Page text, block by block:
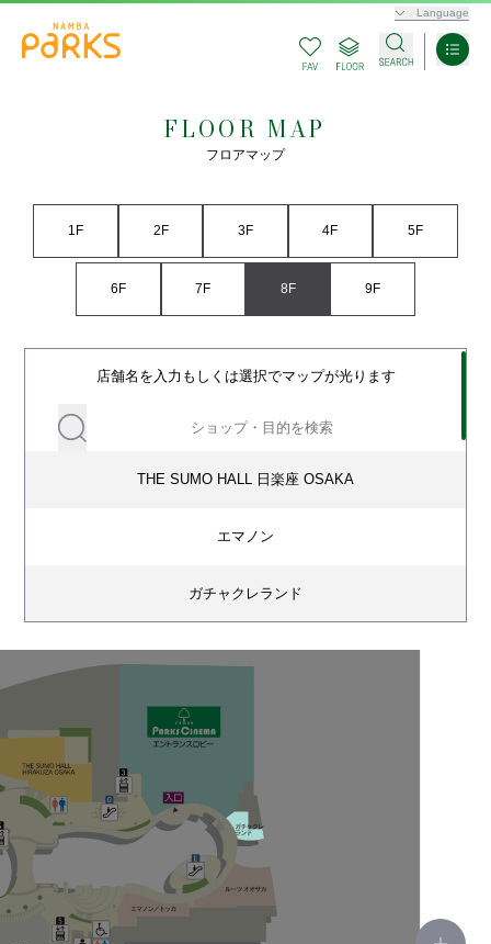
Language
FLOOR MAP
フロアマップ
1F 2F 3F 4F 5F
6F 7F 8F 9F
店舗名を入力もしくは選択でマップが光ります
THE SUMO HALL 日楽座 OSAKA
エマノン
ガチャクレランド
ルーツ オオサカ
ザ ルーフトップ バーベキュー
オスメイト対応トイレ(8F)
オムツ交換台(8F)